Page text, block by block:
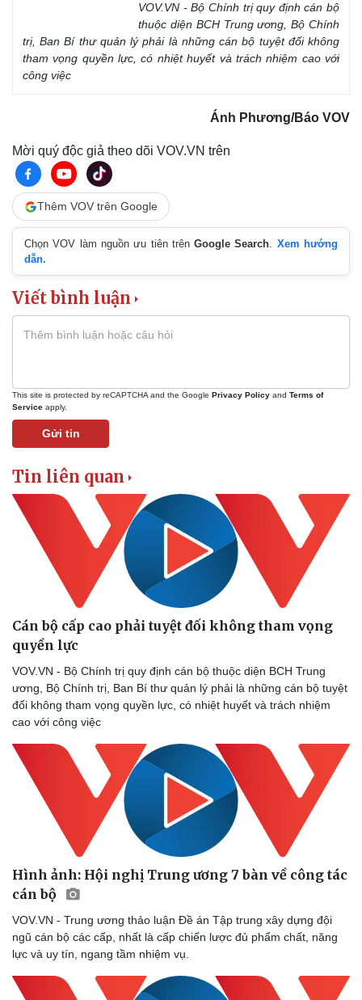
Thông tin doanh nghiệp
Doanh nghiệp 24h
Doanh nhân
Công nghệ
Sành điệu
Tin Công nghệ
Dinh dưỡng - món ngon
Cây thuốc
Sản phụ khoa
Nhi khoa
Nam khoa
Làm đẹp - giảm cân
Ăn sạch sống khỏe
Đời sống
Tình yêu - Gia đình
VOV.VN - Bộ Chính trị quy định cán bộ
thuộc diện BCH Trung ương, Bộ Chính
trị, Ban Bí thư quản lý phải là những cán bộ tuyệt đối không
tham vọng quyền lực, có nhiệt huyết và trách nhiệm cao với
công việc
Ánh Phương/Báo VOV
Mời quý độc giả theo dõi VOV.VN trên
Thêm VOV trên Google
Chọn VOV làm nguồn ưu tiên trênGoogle Search. Xem hướng
dẫn.
Viết bình luận
This site is protected by reCAPTCHA and the Google Privacy Policy and Terms of
Service apply.
Gửi tin
Tin liên quan
Cán bộ cấp cao phải tuyệt đối không tham vọng
quyền lực
VOV.VN - Bộ Chính trị quy định cán bộ thuộc diện BCH Trung
ương, Bộ Chính trị, Ban Bí thư quản lý phải là những cán bộ tuyệt
đối không tham vọng quyền lực, có nhiệt huyết và trách nhiệm
cao với công việc
Hình ảnh: Hội nghị Trung ương 7 bàn về công tác
cán bộ
VOV.VN - Trung ương thảo luận Đề án Tập trung xây dựng đội
ngũ cán bộ các cấp, nhất là cấp chiến lược đủ phẩm chất, năng
lực và uy tín, ngang tầm nhiệm vụ.